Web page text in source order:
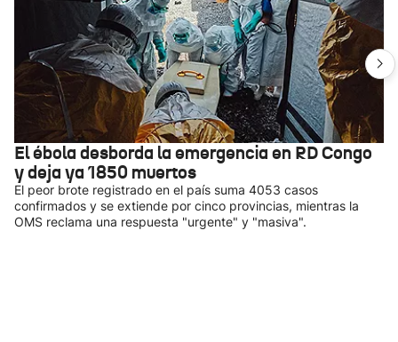
El ébola desborda la emergencia en RD Congo
y deja ya 1850 muertos
El peor brote registrado en el país suma 4053 casos
confirmados y se extiende por cinco provincias, mientras la
OMS reclama una respuesta "urgente" y "masiva".